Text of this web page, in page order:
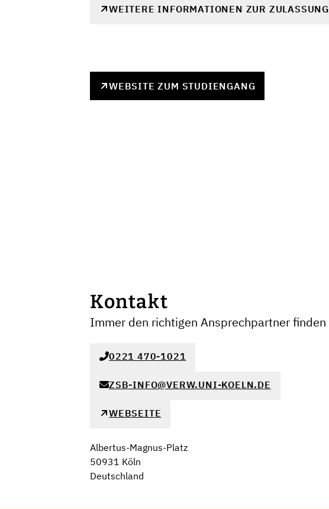
WEITERE INFORMATIONEN ZUR ZULASSUNG
WEBSITE ZUM STUDIENGANG
Kontakt
Immer den richtigen Ansprechpartner finden
0221 470-1021
ZSB-INFO@VERW.UNI-KOELN.DE
WEBSEITE
Albertus-Magnus-Platz
50931 Köln
Deutschland